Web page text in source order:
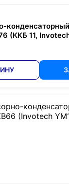
(ККБ 11,